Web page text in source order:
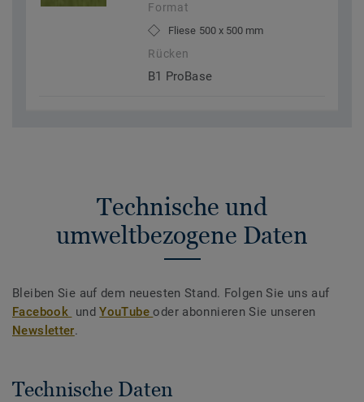
Format
Fliese 500 x 500 mm
Rücken
B1 ProBase
Technische und
umweltbezogene Daten
Bleiben Sie auf dem neuesten Stand. Folgen Sie uns auf
Facebook undYouTubeoder abonnieren Sie unseren
Newsletter.
Technische Daten